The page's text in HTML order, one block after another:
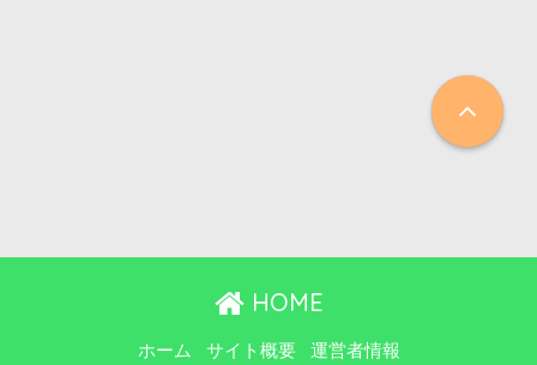
HOME
ホーム サイト概要 運営者情報